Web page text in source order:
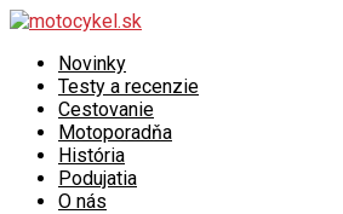
Novinky
Testy a recenzie
Cestovanie
Motoporadňa
História
Podujatia
O nás